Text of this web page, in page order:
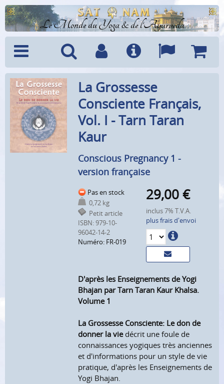
Le Monde du Yoga & de l'Ayurveda
Menu Recherche
CompteInfo Langues
La Grossesse
Consciente Français,
Vol. I - Tarn Taran
Kaur
Conscious Pregnancy 1 -
version française
Pas en stock
0,72 kg
Petit article
ISBN: 979-10-
96042-14-2
Numéro: FR-019
29,00 €
inclus 7% T.V.A.
plus frais d'envoi
D'après les Enseignements de Yogi
Bhajan par Tarn Taran Kaur Khalsa.
Volume 1
La Grossesse Consciente: Le don de
donner la viedécrit une foule de
connaissances yogiques très anciennes
et d'informations pour un style de vie
pratique, d'après les Enseignements de
Yogi Bhajan.